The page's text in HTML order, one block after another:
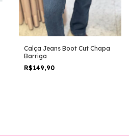
Calça Jeans Boot Cut Chapa
Barriga
R$149,90